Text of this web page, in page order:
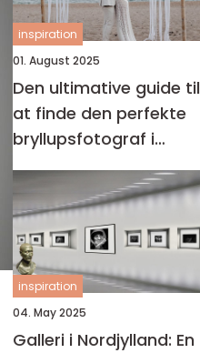
inspiration
01. August 2025
Den ultimative guide til
at finde den perfekte
bryllupsfotograf i
Fredericia
inspiration
04. May 2025
Galleri i Nordjylland: En